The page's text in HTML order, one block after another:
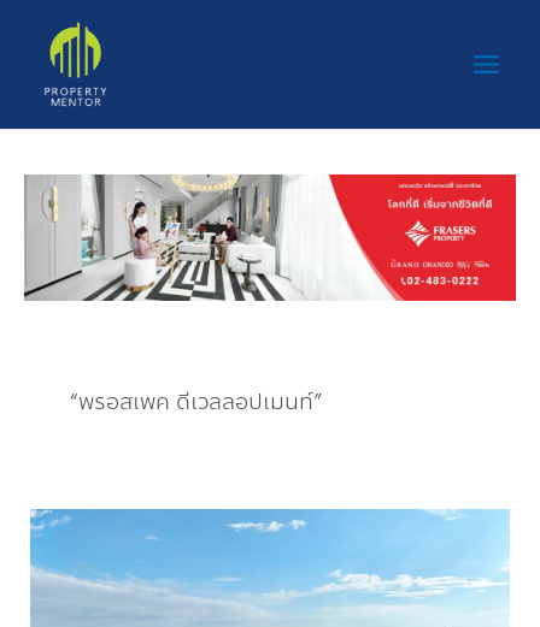
content
“พรอสเพค ดีเวลลอปเมนท์”
“พร
เพค